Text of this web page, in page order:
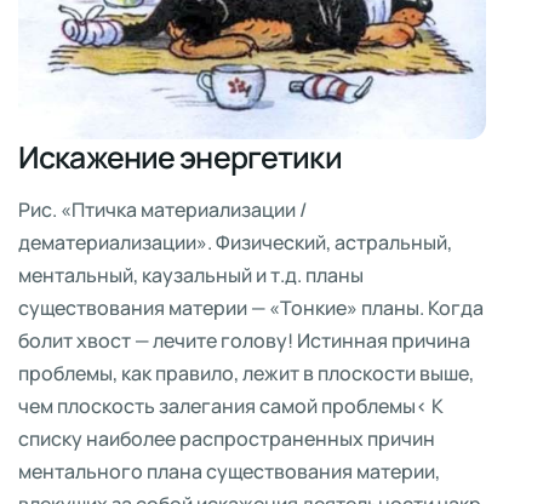
Искажение энергетики
Рис. «Птичка материализации /
дематериализации». Физический, астральный,
ментальный, каузальный и т.д. планы
существования материи — «Тонкие» планы. Когда
болит хвост — лечите голову! Истинная причина
проблемы, как правило, лежит в плоскости выше,
чем плоскость залегания самой проблемы< К
списку наиболее распространенных причин
ментального плана существования материи,